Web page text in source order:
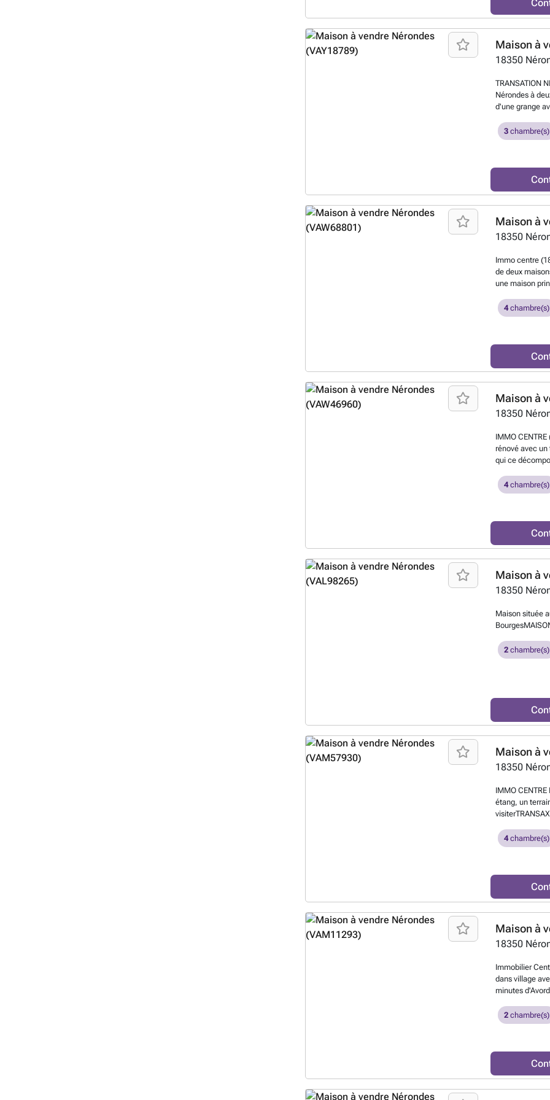
Maison à
18350
TRANSATION
Nérondes à
d'une grange
m²avec
une salle
26m² , une
séparé et une
3chambre(s)
Maison à
18350
Immo centre
de deux
une maison
bain dont une
deuxième
complète ce
financement
4chambre(s)
Maison à
18350
IMMO
rénové avec
qui ce
2ème
grande pièce
Terrain clôt et
4chambre(s)
Maison à
18350
Maison située
2chambre(s)
Maison à
18350
IMMO
étang, un
4chambre(s)
Maison à
18350
Immobilier
dans village
minutes
wc
autre
terrain clos et
fuel.
2chambre(s)